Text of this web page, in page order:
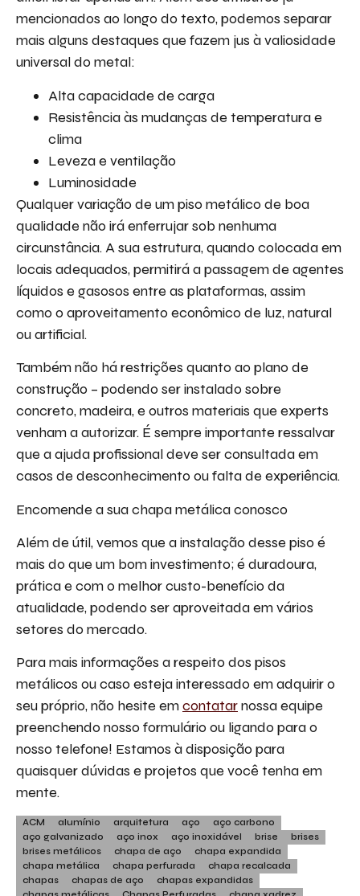
mencionados ao longo do texto, podemos separar
mais alguns destaques que fazem jus à valiosidade
universal do metal:
Alta capacidade de carga
Resistência às mudanças de temperatura e
clima
Leveza e ventilação
Luminosidade
Qualquer variação de um piso metálico de boa
qualidade não irá enferrujar sob nenhuma
circunstância. A sua estrutura, quando colocada em
locais adequados, permitirá a passagem de agentes
líquidos e gasosos entre as plataformas, assim
como o aproveitamento econômico de luz, natural
ou artificial.
Também não há restrições quanto ao plano de
construção – podendo ser instalado sobre
concreto, madeira, e outros materiais que experts
venham a autorizar. É sempre importante ressalvar
que a ajuda profissional deve ser consultada em
casos de desconhecimento ou falta de experiência.
Encomende a sua chapa metálica conosco
Além de útil, vemos que a instalação desse piso é
mais do que um bom investimento; é duradoura,
prática e com o melhor custo-benefício da
atualidade, podendo ser aproveitada em vários
setores do mercado.
Para mais informações a respeito dos pisos
metálicos ou caso esteja interessado em adquirir o
seu próprio, não hesite emcontatarnossa equipe
preenchendo nosso formulário ou ligando para o
nosso telefone! Estamos à disposição para
quaisquer dúvidas e projetos que você tenha em
mente.
ACM alumínio arquitetura aço
aço carbono
aço galvanizado
aço inox aço inoxidável brise
brises
brises metálicos
chapa de aço
chapa expandida
chapa metálica
chapa perfurada
chapa recalcada
chapas
chapas de aço
chapas expandidas